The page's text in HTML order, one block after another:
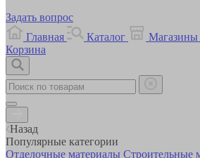
Задать вопрос
Главная
Каталог Магазины
Корзина
Назад
Популярные категории
Отделочные материалы Строительные